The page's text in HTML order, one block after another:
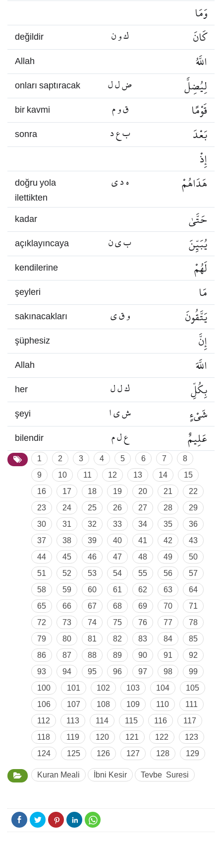
وَمَا
değildir ك و ن كَانَ
Allah اللَّهُ
onları saptıracak ض ل ل لِيُضِلَّ
bir kavmi ق و م قَوْمًا
sonra ب ع د
بَعْدَ
إِذْ
doğru yola
ilettikten
ه د ي هَدَاهُمْ
kadar حَتَّىٰ
açıklayıncaya ب ي ن يُبَيِّنَ
kendilerine لَهُمْ
şeyleri مَا
sakınacakları و ق ي يَتَّقُونَ
şüphesiz إِنَّ
Allah اللَّهَ
her ك ل ل بِكُلِّ
şeyi ش ي ا شَيْءٍ
bilendir ع ل م عَلِيمٌ
1 2 3 4 5 6 7
8
9
10 11 12 13 14
15
16
17 18 19 20 21
22
23
24 25 26 27 28
29
30
31 32 33 34 35
36
37
38 39 40 41 42
43
44
45 46 47 48 49
50
51
52 53 54 55 56
57
58
59 60 61 62 63
64
65
66 67 68 69 70
71
72
73 74 75 76 77
78
79
80 81 82 83 84
85
86
87 88 89 90 91
92
93
94 95 96 97 98
99
100
101 102 103 104
105
106
107 108 109 110
111
112
113 114 115 116
117
118
119 120 121 122
123
124
125 126 127 128 129
Kuran Meali İbni Kesir Tevbe Suresi